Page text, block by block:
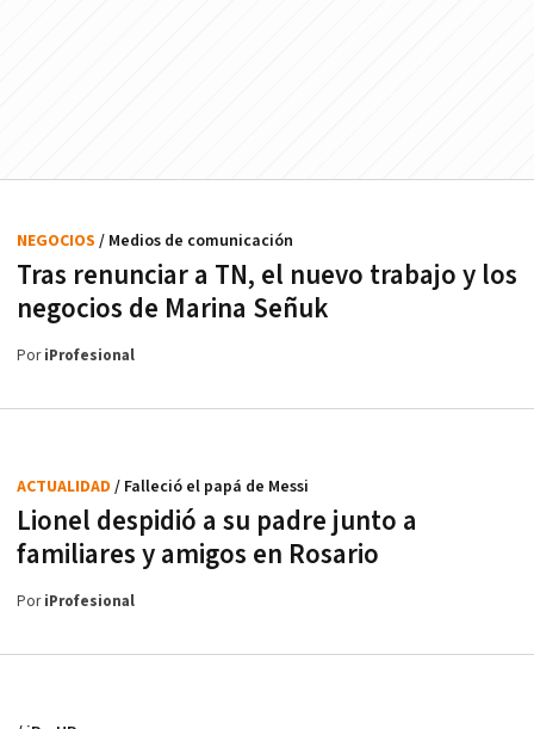
Tras renunciar a TN, el nuevo trabajo y los
negocios de Marina Señuk
NEGOCIOS / Medios de comunicación
PoriProfesional
Lionel despidió a su padre junto a
familiares y amigos en Rosario
ACTUALIDAD / Falleció el papá de Messi
PoriProfesional